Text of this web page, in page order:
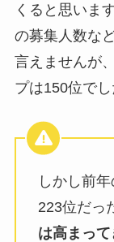
くると思いま
の募集人数な
言えませんが
プは150位でし
しかし前
223位だっ
は高まっ